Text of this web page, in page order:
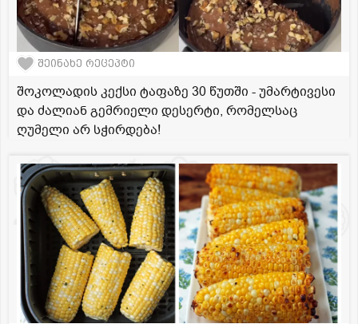
შეინახე რეცეპტი
შოკოლადის კექსი ტაფაზე 30 წუთში - უმარტივესი
და ძალიან გემრიელი დესერტი, რომელსაც
ღუმელი არ სჭირდება!